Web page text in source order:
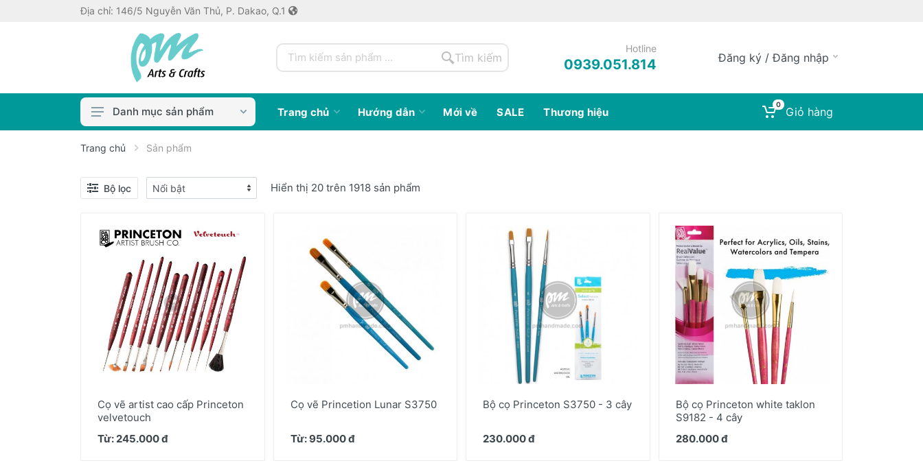
Địa chỉ: 146/5 Nguyễn Văn Thủ, P. Dakao, Q.1
Tìm kiếm
Hotline
0939.051.814 Đăng ký / Đăng nhập
Màu & Dung Môi
Bút Vẽ
Keo dán, Keo in ảnh
Máy bế / Khuôn
Sổ/Giấy Vẽ
Thiệp/Quà tặng
Scrapbook & Giấy paper pad
Danh mục sản phẩm Trang chủ Hướng dẫn Mới về SALE Thương hiệu
0
Giỏ hàng
Trang chủ Sản phẩm
Bộ lọc Hiển thị 20 trên 1918 sản phẩm
Cọ vẽ artist cao cấp Princeton
velvetouch
Từ: 245.000 đ
Cọ vẽ Princetion Lunar S3750
Từ: 95.000 đ
Bộ cọ Princeton S3750 - 3 cây
230.000 đ
Bộ cọ Princeton white taklon
S9182 - 4 cây
280.000 đ